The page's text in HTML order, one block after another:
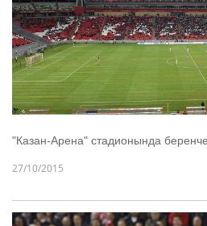
"Казан-Арена" стадионында
27/10/2015